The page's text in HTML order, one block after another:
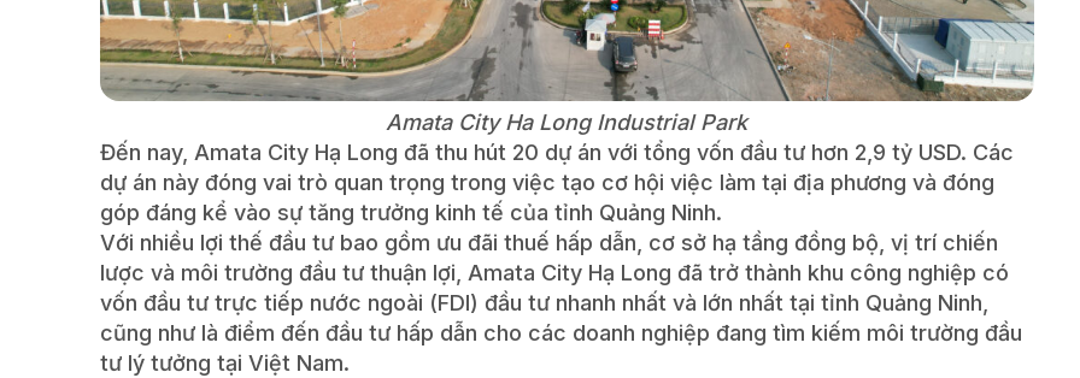
Amata City Ha Long Industrial Park
Đến nay, Amata City Hạ Long đã thu hút 20 dự án với tổng vốn đầu tư hơn 2,9 tỷ USD. Các
dự án này đóng vai trò quan trọng trong việc tạo cơ hội việc làm tại địa phương và đóng
góp đáng kể vào sự tăng trưởng kinh tế của tỉnh Quảng Ninh.
Với nhiều lợi thế đầu tư bao gồm ưu đãi thuế hấp dẫn, cơ sở hạ tầng đồng bộ, vị trí chiến
lược và môi trường đầu tư thuận lợi, Amata City Hạ Long đã trở thành khu công nghiệp có
vốn đầu tư trực tiếp nước ngoài (FDI) đầu tư nhanh nhất và lớn nhất tại tỉnh Quảng Ninh,
cũng như là điểm đến đầu tư hấp dẫn cho các doanh nghiệp đang tìm kiếm môi trường đầu
tư lý tưởng tại Việt Nam.